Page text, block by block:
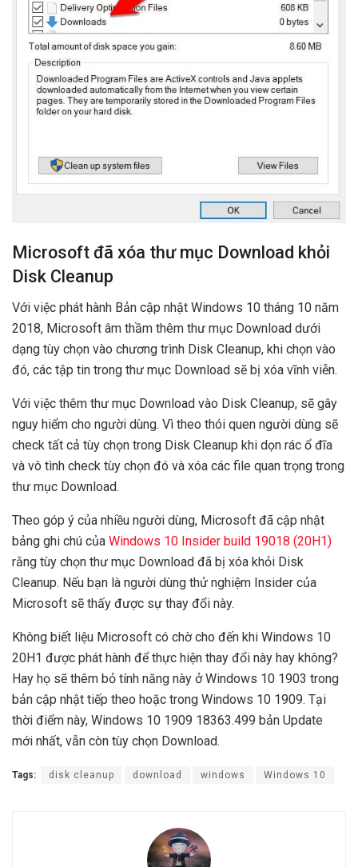
Microsoft đã xóa thư mục Download khỏi
Disk Cleanup
Với việc phát hành Bản cập nhật Windows 10 tháng 10 năm
2018, Microsoft âm thầm thêm thư mục Download dưới
dạng tùy chọn vào chương trình Disk Cleanup, khi chọn vào
đó, các tập tin trong thư mục Download sẽ bị xóa vĩnh viễn.
Với việc thêm thư mục Download vào Disk Cleanup, sẽ gây
nguy hiểm cho người dùng. Vì theo thói quen người dùng sẽ
check tất cả tùy chọn trong Disk Cleanup khi dọn rác ổ đĩa
và vô tình check tùy chọn đó và xóa các file quan trọng trong
thư mục Download.
Theo góp ý của nhiều người dùng, Microsoft đã cập nhật
bảng ghi chú của Windows 10 Insider build 19018 (20H1)
rằng tùy chọn thư mục Download đã bị xóa khỏi Disk
Cleanup. Nếu bạn là người dùng thử nghiệm Insider của
Microsoft sẽ thấy được sự thay đổi này.
Không biết liệu Microsoft có chờ cho đến khi Windows 10
20H1 được phát hành để thực hiện thay đổi này hay không?
Hay họ sẽ thêm bỏ tính năng này ở Windows 10 1903 trong
bản cập nhật tiếp theo hoặc trong Windows 10 1909. Tại
thời điểm này, Windows 10 1909 18363.499 bản Update
mới nhất, vẫn còn tùy chọn Download.
Tags: disk cleanup download windows Windows 10